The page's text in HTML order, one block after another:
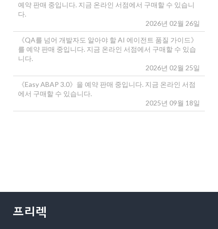
예약 판매 중입니다. 지금 온라인 서점에서 구매할 수 있습니
다.
2026년 02월 26일
《QA를 넘어 개발자도 알아야 할 AI 에이전트 품질 가이드》
를 예약 판매 중입니다. 지금 온라인 서점에서 구매할 수 있습
니다.
2026년 02월 25일
《Easy ABAP 3.0》을 예약 판매 중입니다. 지금 온라인 서점
에서 구매할 수 있습니다.
2025년 09월 18일